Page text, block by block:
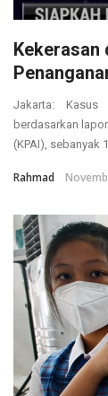
Kekerasan
Jakarta: Kasus
berdasarkan
(KPAI), sebanyak
Rahmad